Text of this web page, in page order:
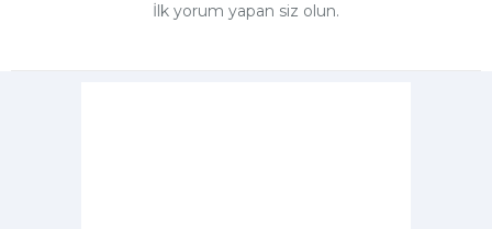
İlk yorum yapan siz olun.